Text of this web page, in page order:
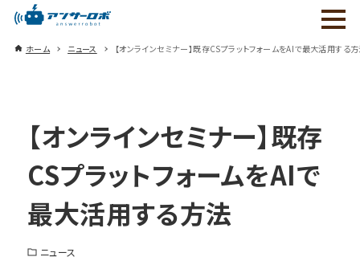
ホーム ニュース 【オンラインセミナー】既存CSプラットフォームをAIで最大活用する
【オンラインセミナー】既存
CSプラットフォームをAIで
最大活用する方法
ニュース